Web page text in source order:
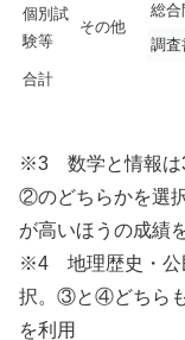
個別試
験等
その他
総合
調査
合計
※3 数学と情報は
②のどちらかを選
が高いほうの成績
※4 地理歴史・公
択。③と④どちら
を利用